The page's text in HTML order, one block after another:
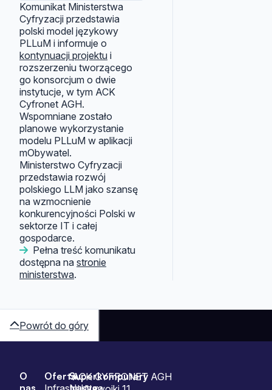
Komunikat Ministerstwa
Cyfryzacji przedstawia
polski model językowy
PLLuM i informuje o
kontynuacji projektu i
rozszerzeniu tworzącego
go konsorcjum o dwie
instytucje, w tym ACK
Cyfronet AGH.
Wspomniane zostało
planowe wykorzystanie
modelu PLLuM w aplikacji
mObywatel.
Ministerstwo Cyfryzacji
przedstawia rozwój
polskiego LLM jako szansę
na wzmocnienie
konkurencyjności Polski w
sektorze IT i całej
gospodarce.
Pełna treść komunikatu
dostępna na stronie
ministerstwa.
Powrót do góry
Sitemap
O
nas
OfertaSuperkomputery
ACK CYFRONET AGH